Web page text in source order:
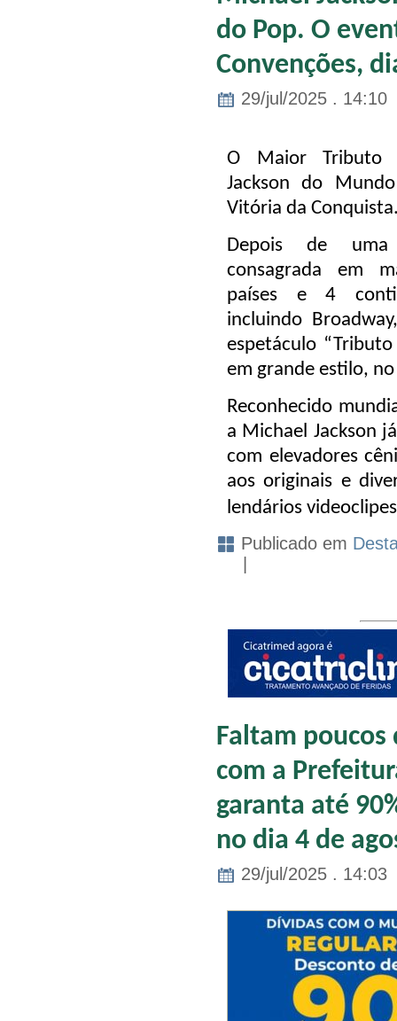
do Pop. O
Convenções,
29/jul/2025 . 14:10
O Maior Tributo
Jackson do
Vitória da
Depois de uma
consagrada em
países e 4
incluindo
espetáculo
em grande estilo,
Reconhecido
a Michael Jackson
com elevadores
aos originais e
lendários
Publicado em
Faltam poucos
com a
garanta até
no dia 4 de
29/jul/2025 . 14:03